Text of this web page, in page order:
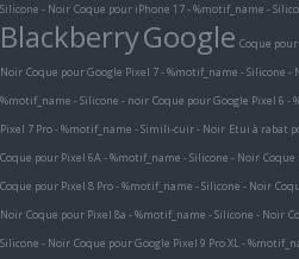
Silicone - Noir Coque pour iPhone 17 - %motif_name -
BlackberryGoogle Coque
Noir Coque pour Google Pixel 7 - %motif_name - Silicone -
%motif_name - Silicone - noir Coque pour Google Pixel 6 -
Pixel 7 Pro - %motif_name - Simili-cuir - Noir Etui à rabat
Coque pour Pixel 6A - %motif_name - Silicone - Noir Coque
Coque pour Pixel 8 Pro - %motif_name - Silicone - Noir
Noir Coque pour Pixel 8a - %motif_name - Silicone - Noir
Silicone - Noir Coque pour Google Pixel 9 Pro XL -